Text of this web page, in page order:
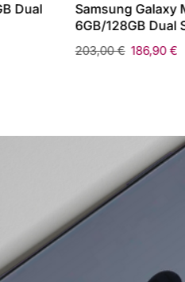
Dual
Samsung Galaxy
6GB/128GB Dual
203,00€ 186,90€